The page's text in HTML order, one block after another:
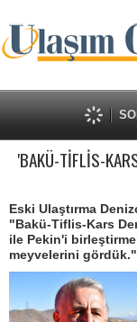
'BAKÜ-TİFLİS-
Eski Ulaştırma
"Bakü-Tiflis-Kars
ile Pekin'i
meyvelerini